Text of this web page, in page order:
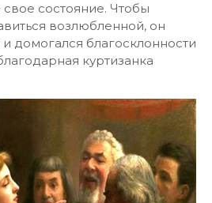
состояние. Чтобы
возлюбленной, он
домогался благосклонности
куртизанка